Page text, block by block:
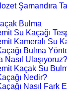
Şamandıra
Bulma
Su Kaçağı
Kameralı Su
Bulma
Nasıl Ulaşıyoruz?
Kaçak Su
Nedir?
Nasıl Fark